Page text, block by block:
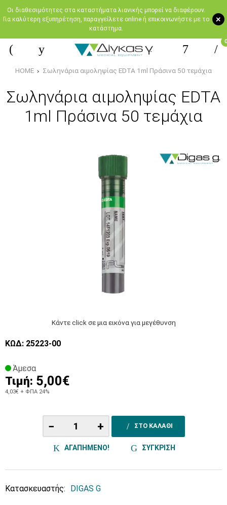
+
Oι διαθεσιμότητες στα καταστήματα λιανικής μπορεί να διαφέρουν.
Για καλύτερη εξυπηρέτηση, παραγγείλετε online ή επικοινωνήστε με το
κατάστημα.
0
HOME Σωληνάρια αιμοληψίας EDTA 1ml Πράσινα 50 τεμάχια
Σωληνάρια αιμοληψίας EDTA
1ml Πράσινα 50 τεμάχια
Κάντε click σε μια εικόνα για μεγέθυνση
ΚΩΔ: 25223-00
Άμεσα
Τιμή: 5,00€
4,03€ + ΦΠΑ 24%
− + ΣΤΟ ΚΑΛΑΘΙ
ΑΓΑΠΗΜΕΝΟ! ΣΥΓΚΡΙΣΗ
Κατασκευαστής: DIGAS G